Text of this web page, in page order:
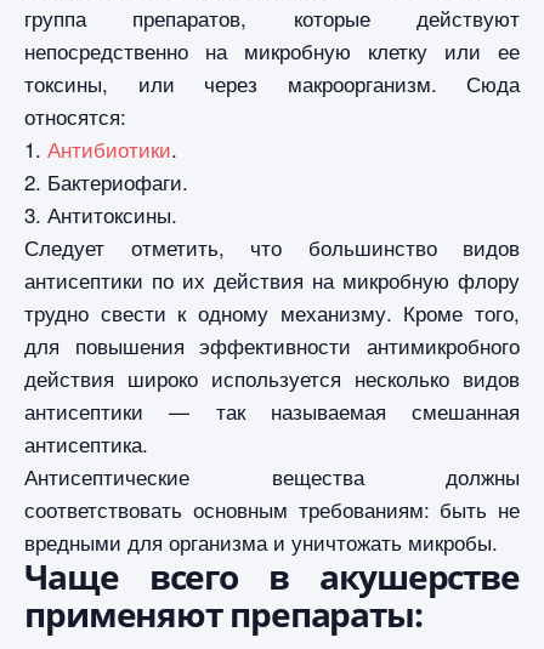
группа препаратов, которые действуют
непосредственно на микробную клетку или ее
токсины, или через макроорганизм. Сюда
относятся:
1. Антибиотики.
2. Бактериофаги.
3. Антитоксины.
Следует отметить, что большинство видов
антисептики по их действия на микробную флору
трудно свести к одному механизму. Кроме того,
для повышения эффективности антимикробного
действия широко используется несколько видов
антисептики — так называемая смешанная
антисептика.
Антисептические вещества должны
соответствовать основным требованиям: быть не
вредными для организма и уничтожать микробы.
Чаще всего в акушерстве
применяют препараты: